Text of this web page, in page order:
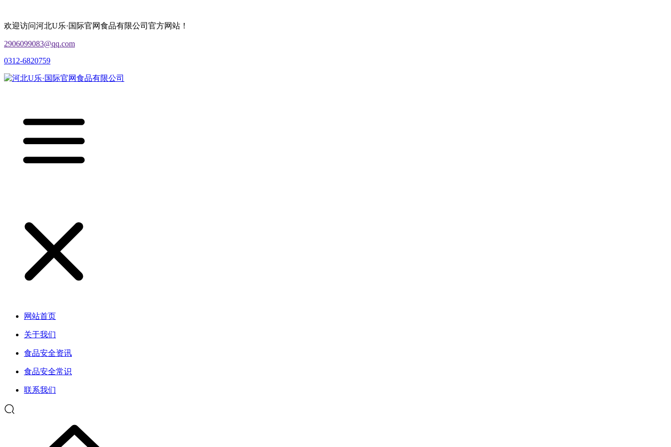
欢迎访问河北U乐·国际官网食品有限公司官方网站！
2906099083@qq.com
0312-6820759
网站首页
关于我们
食品安全资讯
食品安全常识
联系我们